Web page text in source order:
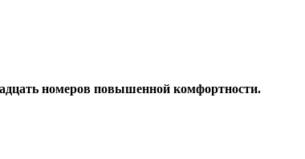
номеров повышенной комфортности.